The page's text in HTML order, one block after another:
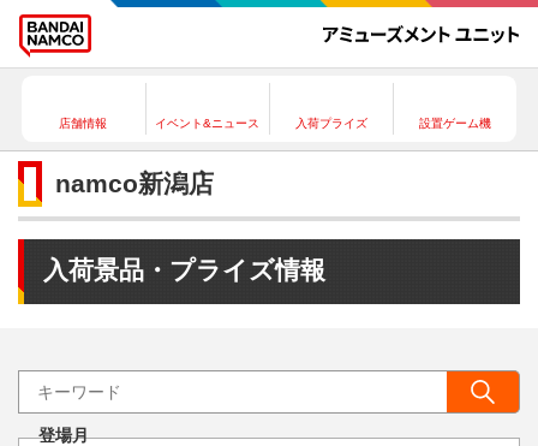
店舗情報 イベント&ニュース 入荷プライズ 設置ゲーム機
namco新潟店
入荷景品・プライズ情報
登場月